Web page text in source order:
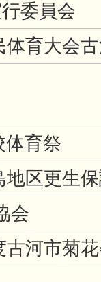
委員会
体育大会
体育祭
地区更生
会
古河市菊